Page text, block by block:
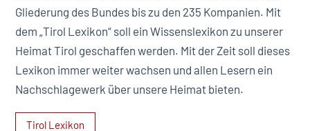
Gliederung des Bundes bis zu den 235 Kompanien. Mit
dem „Tirol Lexikon“ soll ein Wissenslexikon zu unserer
Heimat Tirol geschaffen werden. Mit der Zeit soll dieses
Lexikon immer weiter wachsen und allen Lesern ein
Nachschlagewerk über unsere Heimat bieten.
Tirol Lexikon